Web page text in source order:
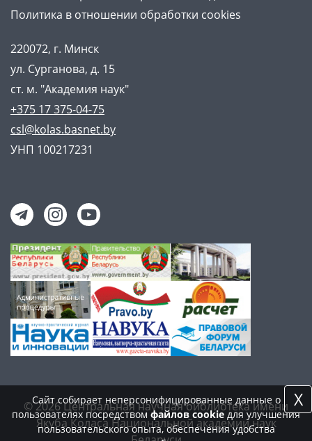
Политика в отношении обработки cookies
220072, г. Минск
ул. Сурганова, д. 15
ст. м. "Академия наук"
+375 17 375-04-75
csl@kolas.basnet.by
УНП 100217231
© 2026 Центральная научная библиотека имени
Якуба Коласа Национальной академии наук
Сайт собирает неперсонифицированные данные о
пользователях посредствомфайлов cookieдля улучшения
пользовательского опыта, обеспечения удобства
X